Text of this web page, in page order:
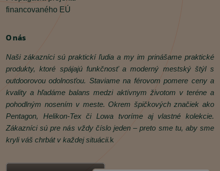
financovaného EÚ
O nás
Naši zákazníci sú praktickí ľudia a my im prinášame praktické
produkty, ktoré spájajú funkčnosť a moderný mestský štýl s
outdoorovou odolnosťou. Staviame na férovom pomere ceny a
kvality a hľadáme balans medzi aktívnym životom v teréne a
pohodlným nosením v meste. Okrem špičkových značiek ako
Pentagon, Helikon‑Tex či Lowa tvoríme aj vlastné kolekcie.
Zákazníci sú pre nás vždy číslo jeden – preto sme tu, aby sme
kryli váš chrbát v každej situácii.k